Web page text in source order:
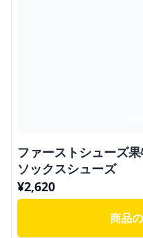
ファーストシューズ
ソックスシューズ
¥2,620
商品